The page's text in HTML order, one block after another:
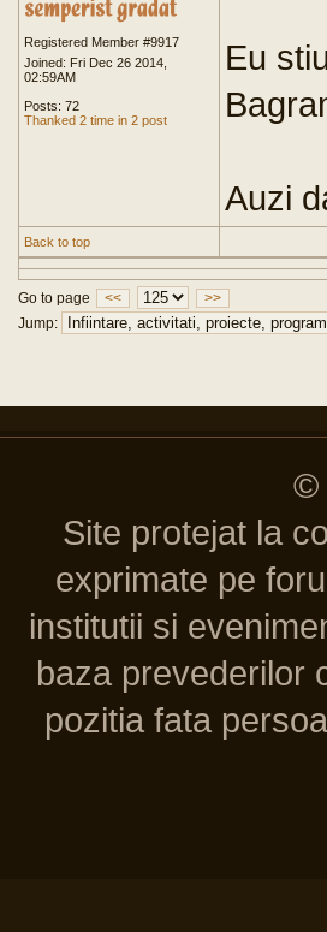
Registered Member #9917
Joined: Fri Dec 26 2014,
02:59AM
Posts: 72
Thanked 2 time in 2 post
Eu
Auzi
Back to top
Go to page <<
>>
Jump:
©
Site protejat la
exprimate pe
institutii si
baza prevederilor
pozitia fata